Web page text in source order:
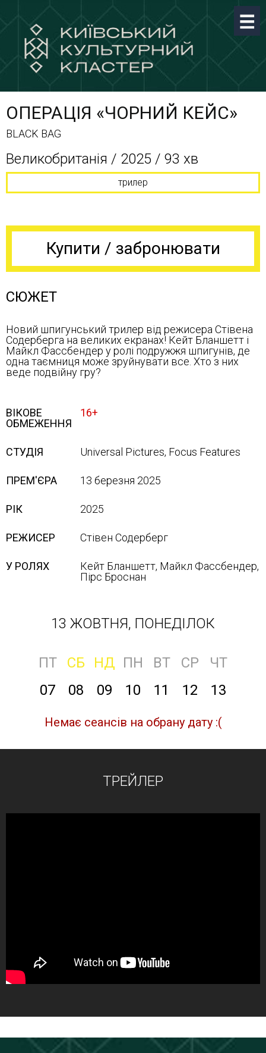
ОПЕРАЦІЯ «ЧОРНИЙ КЕЙС»
BLACK BAG
Великобританія / 2025 / 93 хв
трилер
Купити / забронювати
СЮЖЕТ
Новий шпигунський трилер від режисера Стівена
Содерберга на великих екранах! Кейт Бланшетт і
Майкл Фассбендер у ролі подружжя шпигунів, де
одна таємниця може зруйнувати все. Хто з них
веде подвійну гру?
ВІКОВЕ
ОБМЕЖЕННЯ
16+
СТУДІЯ Universal Pictures, Focus Features
ПРЕМ'ЄРА 13 березня 2025
РІК 2025
РЕЖИСЕР Стівен Содерберг
У РОЛЯХ
Кейт Бланшетт, Майкл Фассбендер,
Пірс Броснан
13 ЖОВТНЯ, ПОНЕДІЛОК
ПТ СБ НД ПН ВТ СР
ЧТ
07
08 09 10 11 12 13
Немає сеансів на обрану дату :(
ТРЕЙЛЕР